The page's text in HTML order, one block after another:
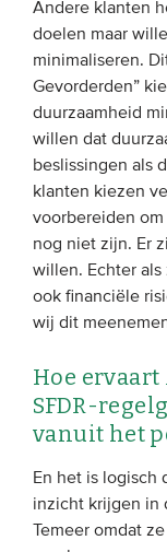
Andere klanten
doelen maar
minimaliseren.
Gevorderden”
duurzaamheid
willen dat
beslissingen als
klanten kiezen
voorbereiden om
nog niet zijn. Er
willen. Echter als
ook financiële
wij dit
Hoe ervaart
SFDR-
vanuit het
En het is logisch
inzicht krijgen in
Temeer omdat